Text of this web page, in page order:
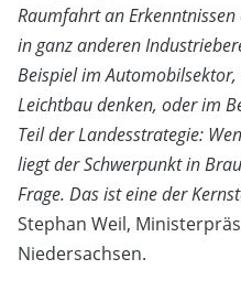
Raumfahrt an
in ganz anderen
Beispiel im
Leichtbau denken, oder im
Teil der Landesstrategie:
liegt der Schwerpunkt in
Frage. Das ist eine der
Stephan Weil,
Niedersachsen.